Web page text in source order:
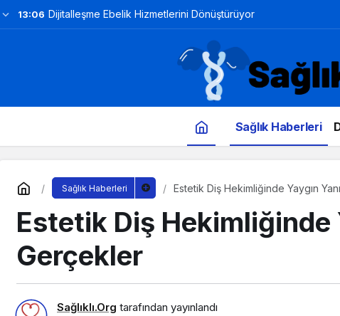
13:06 Dijitalleşme Ebelik Hizmetlerini Dönüştürüyor
Sağlık Haberleri
Sağlık Haberleri Estetik Diş Hekimliğinde Yaygın
Estetik Diş Hekimliğinde
Gerçekler
Sağlıklı.Org tarafından yayınlandı